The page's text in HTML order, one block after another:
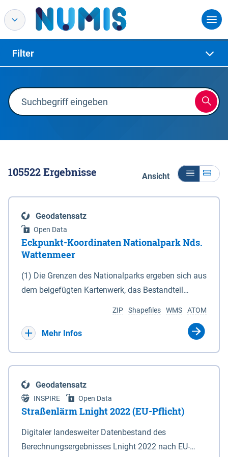
Filter
105522Ergebnisse Ansicht
Geodatensatz
Open Data
Eckpunkt-Koordinaten Nationalpark Nds.
Wattenmeer
(1) Die Grenzen des Nationalparks ergeben sich aus
dem beigefügten Kartenwerk, das Bestandteil
(DTK) im Maßstab 1 : 100 000 (Anlage 2), 2.
verkleinerte Amtliche Karte 1 : 5 000 (AK5) im
projizierte Koordinaten im Europäischen
Terrestrischen Referenzsystem 1989 (ETRS 89) mit
der Universalen Transversalen Mercator-Abbildung
bezogen auf die Zone 32 N (UTM 32N) dargestellt
(Anlage 4); Gleiches gilt für die geografischen
ATOM
WMS
Shapefiles
ZIP
Mehr Infos
Geodatensatz
INSPIRE Open Data
Straßenlärm Lnight 2022 (EU-Pflicht)
Digitaler landesweiter Datenbestand des
Berechnungsergebnisses Lnight 2022 nach EU-